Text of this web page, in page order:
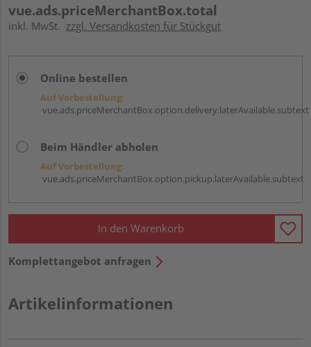
vue.ads.priceMerchantBox.total
inkl. MwSt. zzgl. Versandkosten für Stückgut
Online bestellen
Auf Vorbestellung:
vue.ads.priceMerchantBox.option.delivery.laterAvailable.subtext
Beim Händler abholen
Auf Vorbestellung:
vue.ads.priceMerchantBox.option.pickup.laterAvailable.subtext
In den Warenkorb
Komplettangebot anfragen
Artikelinformationen